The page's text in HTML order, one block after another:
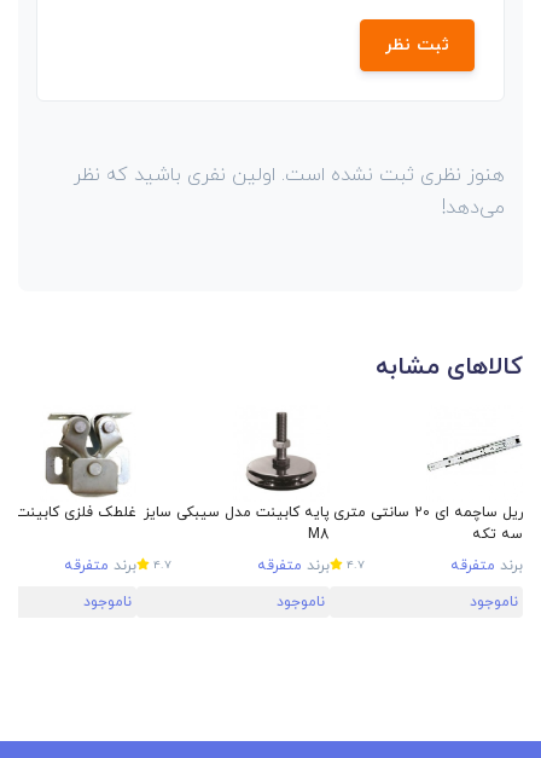
ثبت نظر
هنوز نظری ثبت نشده است. اولین نفری باشید که نظر
می‌دهد!
کالاهای مشابه
ریل ساچمه ای 20 سانتی متری
سه تکه
برند متفرقه 4.7
ناموجود
پایه کابینت مدل سیبکی سایز
M8
برند متفرقه 4.7
ناموجود
غلطک فلزی کابینت
برند متفرقه
ناموجود